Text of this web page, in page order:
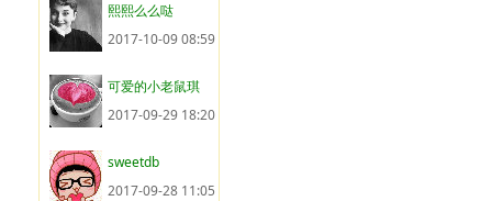
熙熙么么哒
2017-10-09 08:59
可爱的小老鼠琪
2017-09-29 18:20
sweetdb
2017-09-28 11:05